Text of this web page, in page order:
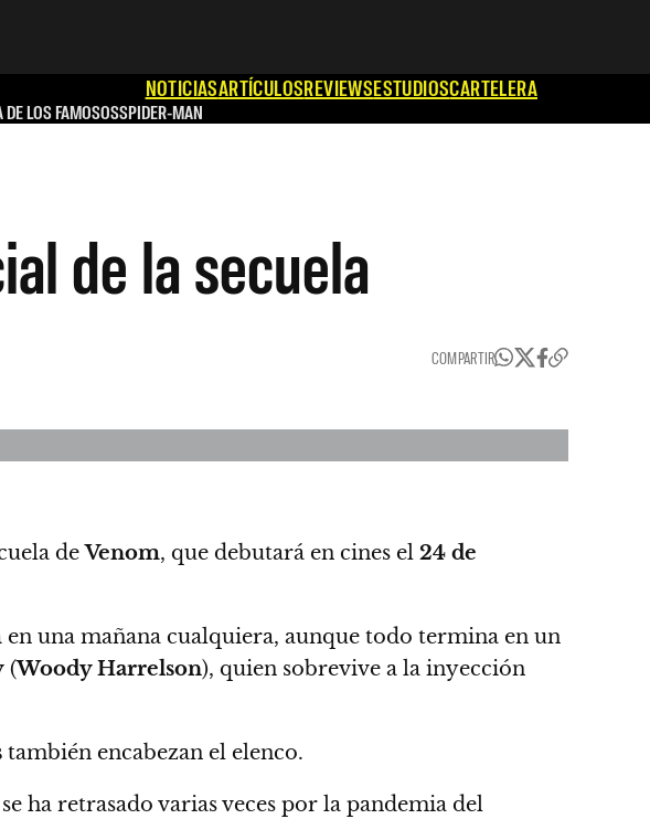
NOTICIASARTÍCULOSREVIEWSESTUDIOSCARTELERA
DE LOS FAMOSOSSPIDER-MAN
de la secuela
COMPARTIR
deVenom, que debutará en cines el 24 de
en una mañana cualquiera, aunque todo termina en un
(Woody Harrelson), quien sobrevive a la inyección
también encabezan el elenco.
ha retrasado varias veces por la pandemia del